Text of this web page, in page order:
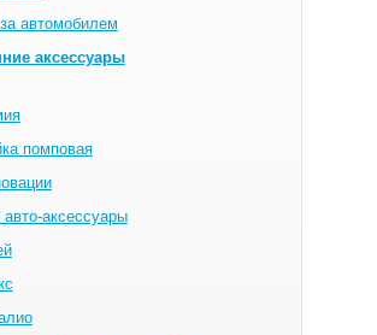
автомобилем
аксессуары
помповая
аксессуары